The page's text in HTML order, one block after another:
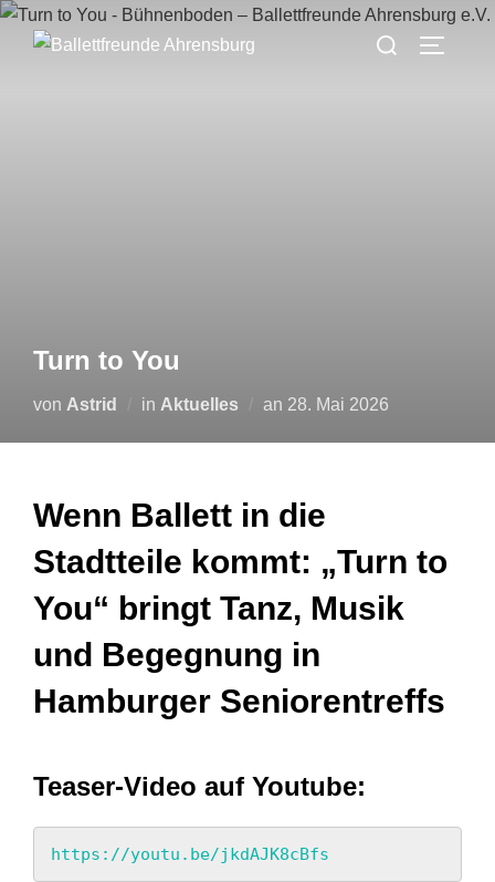
Turn to You
von Astrid in Aktuelles an 28. Mai 2026
Wenn Ballett in die
Stadtteile kommt: „Turn to
You“ bringt Tanz, Musik
und Begegnung in
Hamburger Seniorentreffs
Teaser-Video auf Youtube:
https://youtu.be/jkdAJK8cBfs